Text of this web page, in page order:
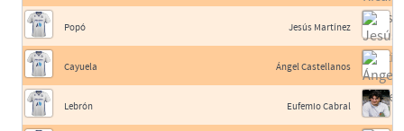
Popó
Cayuela
Lebrón
Jesús Martínez
Ángel Castellanos
Eufemio Cabral